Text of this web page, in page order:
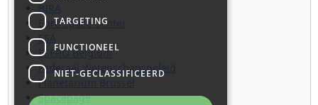
BIRA
Euro Space Center
ESA
ESERO Belgium
Federaal Wetenschapsbeleid
Planetarium Brussel
Spacepage
TARGETING
FUNCTIONEEL
NIET-GECLASSIFICEERD